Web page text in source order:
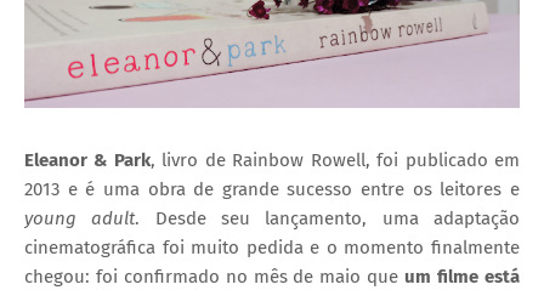
Eleanor & Park, livro de Rainbow Rowell, foi publicado em
2013 e é uma obra de grande sucesso entre os leitores e
young adult. Desde seu lançamento, uma adaptação
cinematográfica foi muito pedida e o momento finalmente
chegou: foi confirmado no mês de maio que um filme está